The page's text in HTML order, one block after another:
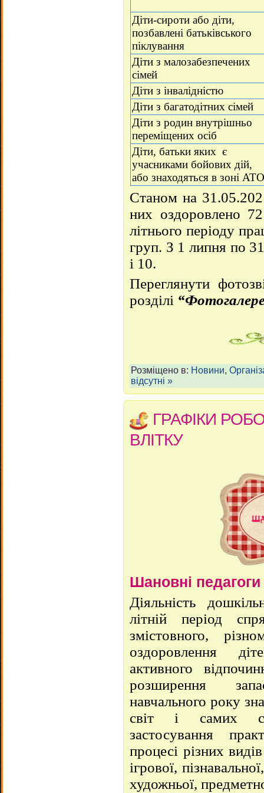
Діти-сироти або діти,
позбавлені батьківського
піклування
Діти з малозабезпечених
сімей
Діти з інвалідністю
Діти з багатодітних сімей
Діти з родин внутрішньо
переміщених осіб
Діти, батьки яких є
учасниками бойових дій,
або знаходяться в зоні АТО
Станом на
них оздоровлено
літнього періоду
груп. З 1 липня по
і 10.
Переглянути
розділі
Розміщено в: Новини,
відсутні »
ГРАФІКИ
ВЛІТКУ
Шановні
Діяльність
літній період
змістовного,
оздоровлення
активного
розширення
навчального року
світ і самих
застосування
процесі різних
ігрової,
художньої,